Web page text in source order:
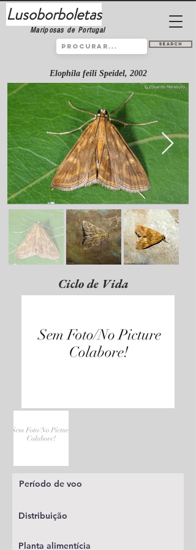
Lusoborboletas
Mariposas de Portugal
Search
Elophila feili Speidel, 2002
Ciclo de Vida
Período de voo
Distribuição
Planta alimentícia